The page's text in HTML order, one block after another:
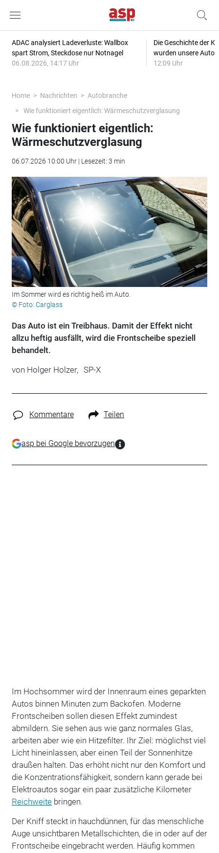
ADAC analysiert Ladeverluste: Wallbox
spart Strom, Steckdose nur Notnagel
06.08.2026, 14:17 Uhr
Die Geschichte der
wurden unsere
12:09 Uhr
Home Nachrichten
Autobranche
Wie funktioniert eigentlich: Wärmeschutzverglasung
Wie funktioniert eigentlich:
Wärmeschutzverglasung
06.07.2026 10:00 Uhr | Lesezeit: 3 min
Im Sommer wird es richtig heiß im Auto.
© Foto: Carglass
Das Auto ist ein Treibhaus. Damit der Effekt nicht
allzu heftig ausfällt, wird die Frontscheibe speziell
behandelt.
von Holger Holzer, SP-X
Kommentare Teilen
asp bei Google bevorzugen
Im Hochsommer wird der Innenraum eines geparkten
Autos binnen Minuten zum Backofen. Moderne
Frontscheiben sollen diesen Effekt zumindest
abmildern. Sie sehen aus wie ganz normales Glas,
arbeiten aber wie ein Hitzefilter. Ihr Ziel: möglichst viel
Licht hineinlassen, aber einen Teil der Sonnenhitze
draußen halten. Das erhöht nicht nur den Komfort und
die Konzentrationsfähigkeit, sondern kann gerade bei
Elektroautos sogar ein paar zusätzliche Kilometer
Reichweitebringen.
Der Kniff steckt in hauchdünnen, für das menschliche
Auge unsichtbaren Metallschichten, die in oder auf der
Frontscheibe eingebracht werden. Häufig kommen